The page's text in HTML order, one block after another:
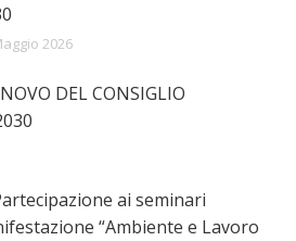
2026
DEL CONSIGLIO
ai seminari
“Ambiente e Lavoro